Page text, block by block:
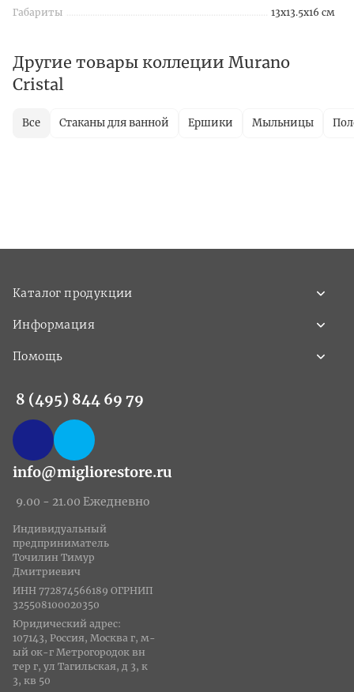
Габариты
13x13.5x16 см
Другие товары коллеции Murano
Cristal
Все Стаканы для ванной Ершики Мыльницы
Каталог продукции
Информация
Помощь
8 (495) 844 69 79
info@migliorestore.ru
9.00 - 21.00 Ежедневно
Индивидуальный
предприниматель
Точилин Тимур
Дмитриевич
ИНН 772874566189 ОГРНИП
325508100020350
Юридический адрес:
107143, Россия, Москва г, м-
ый ок-г Метрогородок вн
тер г, ул Тагильская, д 3, к
3, кв 50